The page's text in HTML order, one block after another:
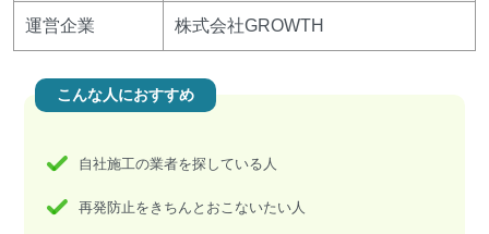
運営企業 株式会社GROWTH
こんな人におすすめ
自社施工の業者を探している人
再発防止をきちんとおこないたい人